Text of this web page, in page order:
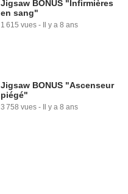
Jigsaw BONUS "Infirmières
en sang"
1 615 vues - Il y a 8 ans
Jigsaw BONUS "Ascenseur
piégé"
3 758 vues - Il y a 8 ans